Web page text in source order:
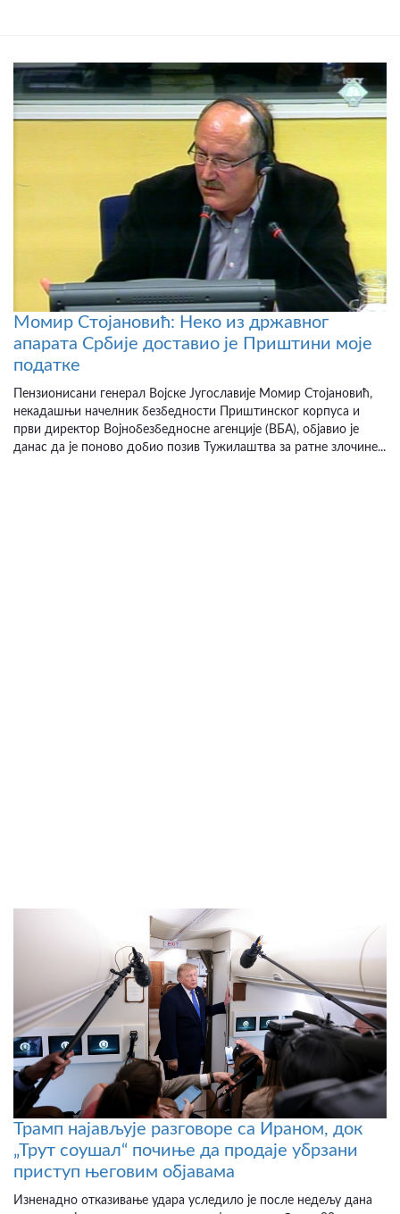
Момир Стојановић: Неко из државног
апарата Србије доставио је Приштини моје
податке
Пензионисани генерал Војске Југославије Момир Стојановић,
некадашњи начелник безбедности Приштинског корпуса и
први директор Војнобезбедносне агенције (ВБА), објавио је
данас да је поново добио позив Тужилаштва за ратне злочине...
Трамп најављује разговоре са Ираном, док
„Трут соушал“ почиње да продаје убрзани
приступ његовим објавама
Изненадно отказивање удара уследило је после недељу дана